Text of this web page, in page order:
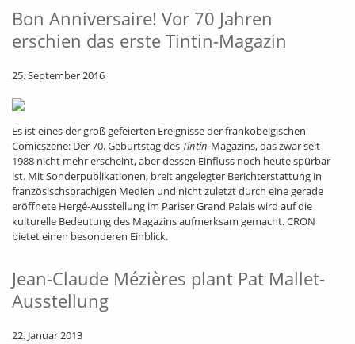
Bon Anniversaire! Vor 70 Jahren
erschien das erste Tintin-Magazin
25. September 2016
Es ist eines der groß gefeierten Ereignisse der frankobelgischen
Comicszene: Der 70. Geburtstag des Tintin-Magazins, das zwar seit
1988 nicht mehr erscheint, aber dessen Einfluss noch heute spürbar
ist. Mit Sonderpublikationen, breit angelegter Berichterstattung in
französischsprachigen Medien und nicht zuletzt durch eine gerade
eröffnete Hergé-Ausstellung im Pariser Grand Palais wird auf die
kulturelle Bedeutung des Magazins aufmerksam gemacht. CRON
bietet einen besonderen Einblick.
Jean-Claude Mézières plant Pat Mallet-
Ausstellung
22. Januar 2013